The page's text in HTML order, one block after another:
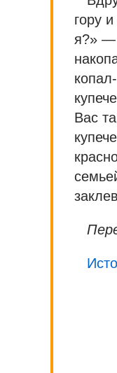
гору
я?» —
Вас